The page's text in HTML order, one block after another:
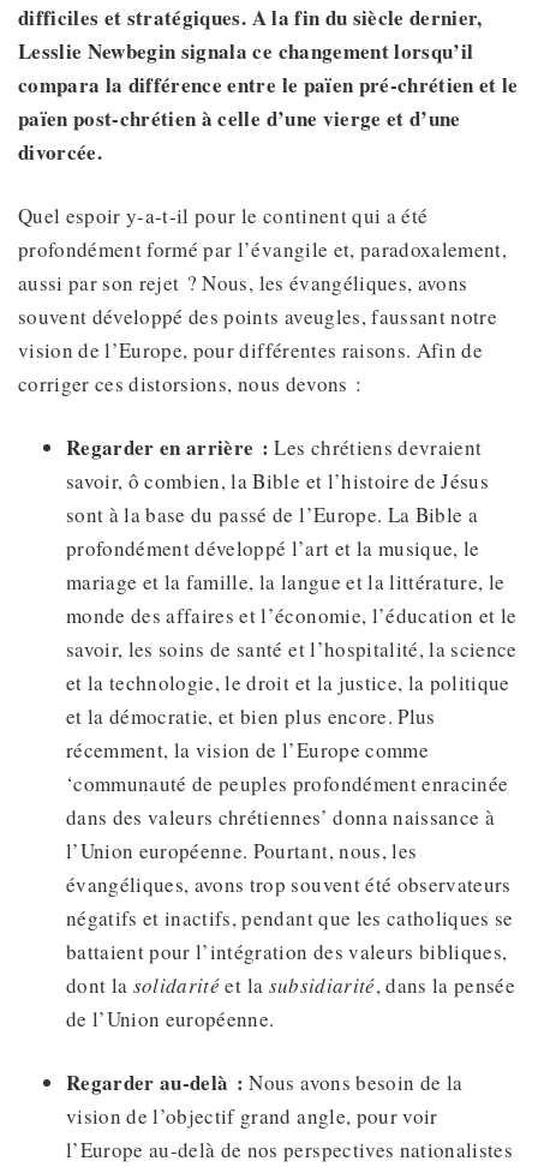
difficiles et stratégiques. A la fin du siècle dernier,
Lesslie Newbegin signala ce changement lorsqu’il
compara la différence entre le païen pré-chrétien et le
païen post-chrétien à celle d’une vierge et d’une
divorcée.
Quel espoir y-a-t-il pour le continent qui a été
profondément formé par l’évangile et, paradoxalement,
aussi par son rejet ? Nous, les évangéliques, avons
souvent développé des points aveugles, faussant notre
vision de l’Europe, pour différentes raisons. Afin de
corriger ces distorsions, nous devons :
Regarder en arrière :Les chrétiens devraient
savoir, ô combien, la Bible et l’histoire de Jésus
sont à la base du passé de l’Europe. La Bible a
profondément développé l’art et la musique, le
mariage et la famille, la langue et la littérature, le
monde des affaires et l’économie, l’éducation et le
savoir, les soins de santé et l’hospitalité, la science
et la technologie, le droit et la justice, la politique
et la démocratie, et bien plus encore. Plus
récemment, la vision de l’Europe comme
‘communauté de peuples profondément enracinée
dans des valeurs chrétiennes’ donna naissance à
l’Union européenne. Pourtant, nous, les
évangéliques, avons trop souvent été observateurs
négatifs et inactifs, pendant que les catholiques se
battaient pour l’intégration des valeurs bibliques,
dont la solidaritéet la subsidiarité, dans la pensée
de l’Union européenne.
Regarder au-delà :Nous avons besoin de la
vision de l’objectif grand angle, pour voir
l’Europe au-delà de nos perspectives nationalistes